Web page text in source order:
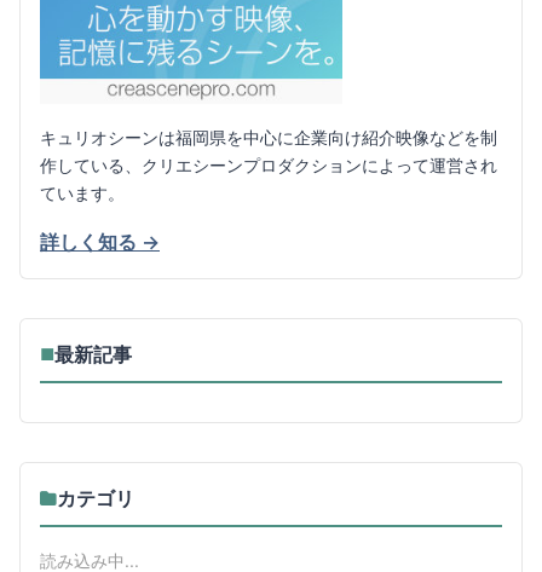
キュリオシーンは福岡県を中心に企業向け紹介映像などを制
作している、クリエシーンプロダクションによって運営され
ています。
詳しく知る →
■最新記事
カテゴリ
読み込み中...